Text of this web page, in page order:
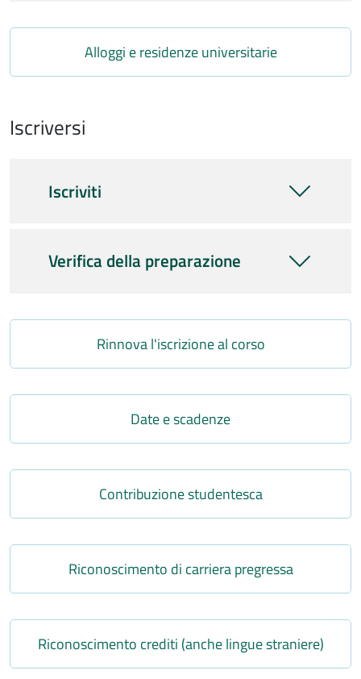
Alloggi e residenze universitarie
Iscriversi
Iscriviti
Verifica della preparazione
Rinnova l'iscrizione al corso
Date e scadenze
Contribuzione studentesca
Riconoscimento di carriera pregressa
Link
Riconoscimento crediti (anche lingue straniere)